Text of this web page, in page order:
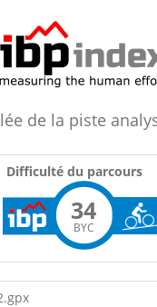
de la piste
Difficulté du parcours
34
BYC